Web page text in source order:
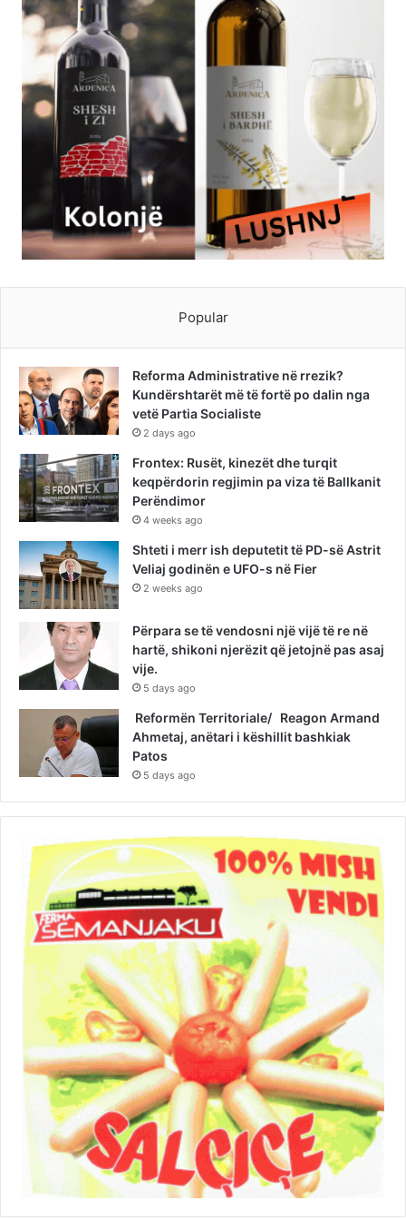
Popular
Reforma Administrative në rrezik?
Kundërshtarët më të fortë po dalin nga
vetë Partia Socialiste
2 days ago
Frontex: Rusët, kinezët dhe turqit
keqpërdorin regjimin pa viza të Ballkanit
Perëndimor
4 weeks ago
Shteti i merr ish deputetit të PD-së Astrit
Veliaj godinën e UFO-s në Fier
2 weeks ago
Përpara se të vendosni një vijë të re në
hartë, shikoni njerëzit që jetojnë pas asaj
vije.
5 days ago
Reformën Territoriale/ Reagon Armand
Ahmetaj, anëtari i këshillit bashkiak
Patos
5 days ago